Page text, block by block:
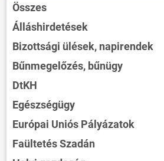
Összes
Álláshirdetések
Bizottsági ülések, napirendek
Bűnmegelőzés, bűnügy
DtKH
Egészségügy
Európai Uniós Pályázatok
Faültetés Szadán